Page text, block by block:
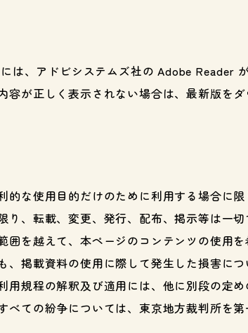
は、アドビシステムズ社の Adobe Reader
が正しく表示されない場合は、最新版をダ
的な使用目的だけのために利用する場合に
、転載、変更、発行、配布、掲示等は一切
囲を越えて、本ページのコンテンツの使用
掲載資料の使用に際して発生した損害につ
用規程の解釈及び適用には、他に別段の定
べての紛争については、東京地方裁判所を